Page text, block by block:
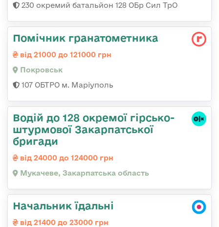
230 окремий батальйон 128 ОБр Сил ТрО
Помічник гранатометника
від 21000 до 121000 грн
Покровськ
107 ОБТРО м. Маріуполь
Водій до 128 окремої гірсько-
штурмової Закарпатської
бригади
від 24000 до 124000 грн
Мукачеве, Закарпатська область
Начальник їдальні
від 21400 до 23000 грн